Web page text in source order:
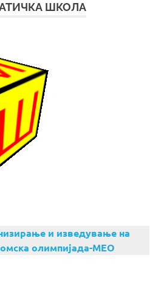
ШКОЛА
и изведување на
олимпијада-МЕО